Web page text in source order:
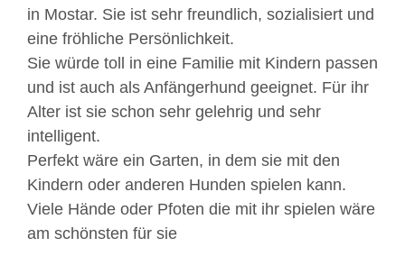
in Mostar. Sie ist sehr freundlich, sozialisiert und
eine fröhliche Persönlichkeit.
Sie würde toll in eine Familie mit Kindern passen
und ist auch als Anfängerhund geeignet. Für ihr
Alter ist sie schon sehr gelehrig und sehr
intelligent.
Perfekt wäre ein Garten, in dem sie mit den
Kindern oder anderen Hunden spielen kann.
Viele Hände oder Pfoten die mit ihr spielen wäre
am schönsten für sie